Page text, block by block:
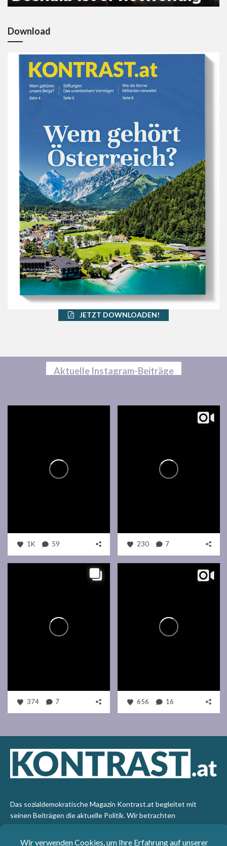
Download
JETZT DOWNLOADEN!
Aktuelle Instagram-Beiträge
1K 59 230 7
374 7 656 16
Das sozialdemokratische Magazin Kontrast.at begleitet mit
seinen Beiträgen die aktuelle Politik. Wir betrachten